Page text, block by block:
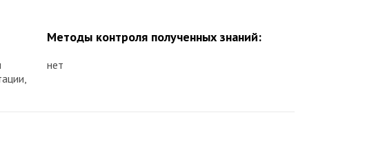
Методы контроля полученных знаний:
нет